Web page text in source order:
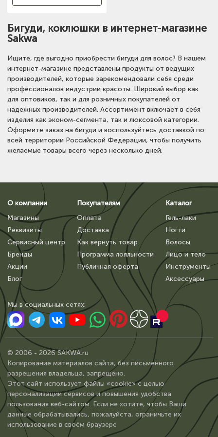
Бигуди, коклюшки в интернет-магазине
Sakwa
Ищите, где выгодно приобрести бигуди для волос? В нашем
интернет-магазине представлены продукты от ведущих
производителей, которые зарекомендовали себя среди
профессионалов индустрии красоты. Широкий выбор как
для оптовиков, так и для розничных покупателей от
надежных производителей. Ассортимент включает в себя
изделия как эконом-сегмента, так и люксовой категории.
Оформите заказ на бигуди и воспользуйтесь доставкой по
всей территории Российской Федерации, чтобы получить
желаемые товары всего через несколько дней.
О компании
Магазины
Реквизиты
Сервисный центр
Бренды
Акции
Блог
Покупателям
Оплата
Доставка
Как вернуть товар
Программа лояльности
Публичная оферта
Каталог
Гель-лаки
Ногти
Волосы
Лицо и тело
Инструменты
Аксессуары
Мы в сoциальных сетях:
© 2006 - 2026 SAKWA.ru
Копирование материалов сайта, без письменного
разрешения владельца, запрещено.
Этот сайт использует файлы «cookie» с целью
персонализации сервисов и повышения удобства
пользования веб-сайтом. Если не хотите, чтобы Ваши
данные обрабатывались, пожалуйста, ограничьте их
использование в своём браузере